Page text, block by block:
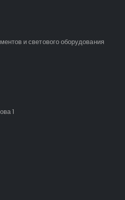
и светового оборудования
1